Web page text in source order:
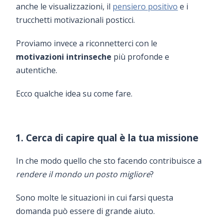
anche le visualizzazioni, il pensiero positivo e i
trucchetti motivazionali posticci.
Proviamo invece a riconnetterci con le
motivazioni intrinseche più profonde e
autentiche.
Ecco qualche idea su come fare.
1. Cerca di capire qual è la tua missione
In che modo quello che sto facendo contribuisce a
rendere il mondo un posto migliore?
Sono molte le situazioni in cui farsi questa
domanda può essere di grande aiuto.